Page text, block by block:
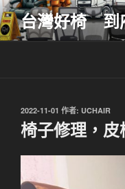
跳
至
主
台灣好椅 到
發
佈
於
2022-11-01 作者: UCHAIR
椅子修理，